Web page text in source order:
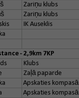
Zariņu klubs
Zariņu klubs
IK Auseklis
- 2,9km 7KP
Klubs
Zaļā paparde
Apskaties kompasā
Apskaties kompasā